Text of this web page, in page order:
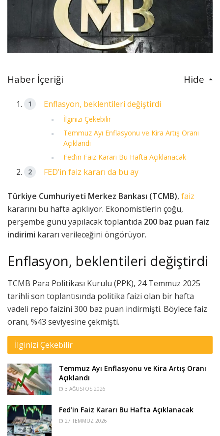
Haber İçeriği Hide
Enflasyon, beklentileri değiştirdi
İlginizi Çekebilir
Temmuz Ayı Enflasyonu ve Kira Artış Oranı
Açıklandı
Fed’in Faiz Kararı Bu Hafta Açıklanacak
FED’in faiz kararı da bu ay
Türkiye Cumhuriyeti Merkez Bankası (TCMB), faiz
kararını bu hafta açıklıyor. Ekonomistlerin çoğu,
perşembe günü yapılacak toplantıda 200 baz puan faiz
indirimi kararı verileceğini öngörüyor.
Enflasyon, beklentileri değiştirdi
TCMB Para Politikası Kurulu (PPK), 24 Temmuz 2025
tarihli son toplantısında politika faizi olan bir hafta
vadeli repo faizini 300 baz puan indirmişti. Böylece faiz
oranı, %43 seviyesine çekmişti.
İlginizi Çekebilir
Temmuz Ayı Enflasyonu ve Kira Artış Oranı
Açıklandı
3 AĞUSTOS 2026
Fed’in Faiz Kararı Bu Hafta Açıklanacak
27 TEMMUZ 2026